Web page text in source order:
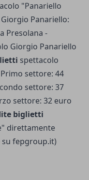
"Panariello
Panariello:
Presolana -
Giorgio Panariello
spettacolo
settore: 44
settore: 37
settore: 32 euro
biglietti
direttamente
fepgroup.it)